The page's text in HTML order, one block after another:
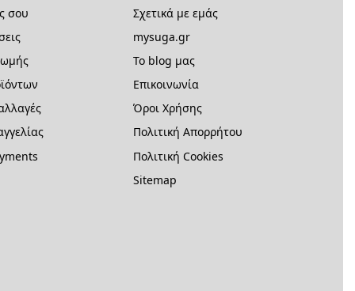
σου
Σχετικά με εμάς
mysuga.gr
Το blog μας
Επικοινωνία
Όροι Χρήσης
Πολιτική Απορρήτου
Πολιτική Cookies
Sitemap